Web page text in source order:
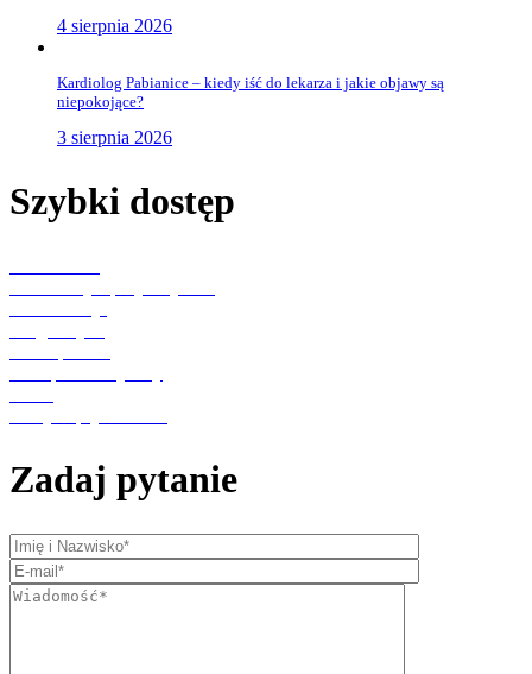
4 sierpnia 2026
Kardiolog Pabianice – kiedy iść do lekarza i jakie objawy są
niepokojące?
3 sierpnia 2026
Szybki dostęp
Zadaj pytanie